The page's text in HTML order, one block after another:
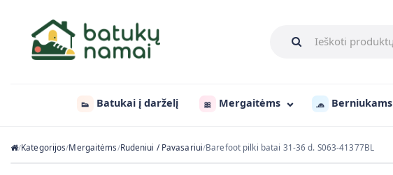
👟 Batukai į darželį 🎀 Mergaitėms 🧢 Berniukams
/Kategorijos/Mergaitėms/Rudeniui / Pavasariui/Barefoot pilki batai 31-36 d. S063-41377BL